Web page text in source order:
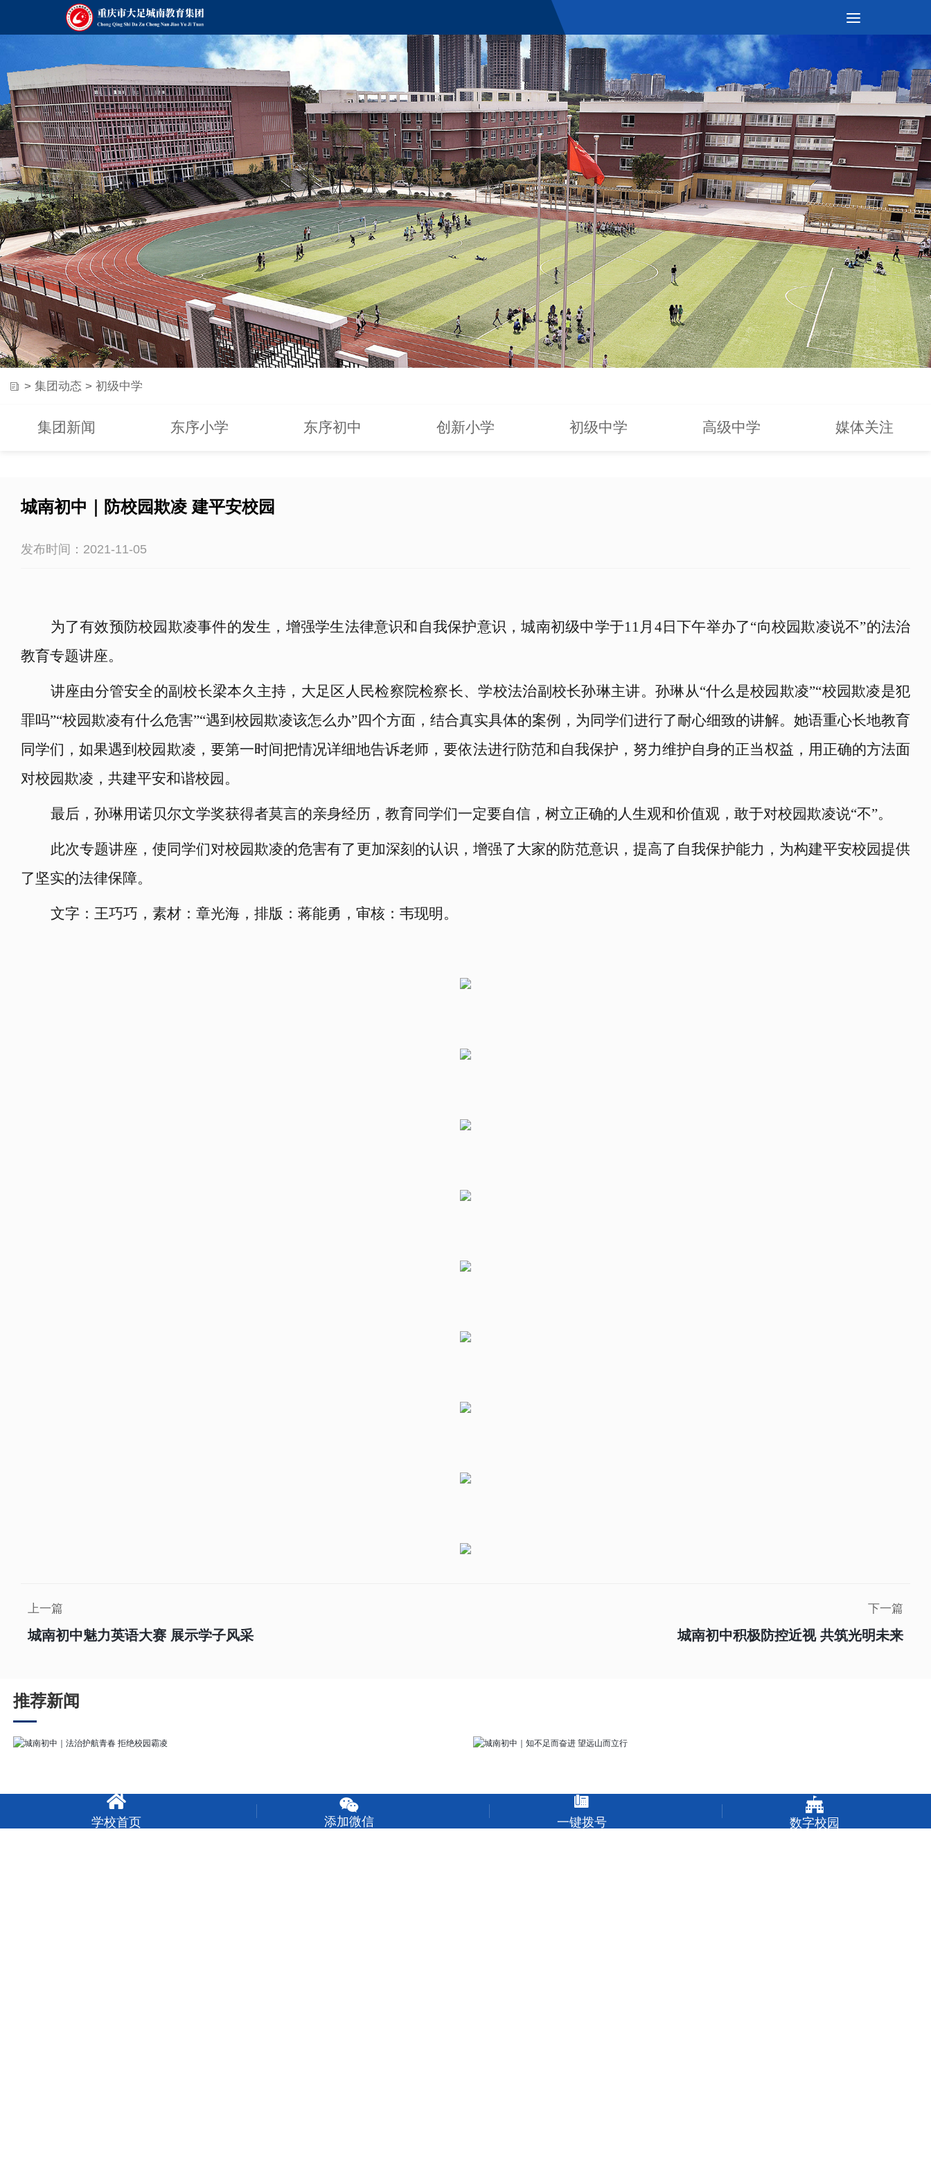
集团新闻 东序小学 东序初中 创新小学 初级中学 高级中学 媒体关注
> 集团动态 > 初级中学
城南初中｜防校园欺凌 建平安校园
发布时间：2021-11-05
为了有效预防校园欺凌事件的发生，增强学生法律意识和自我保护意识，城南初级中学于11月4日下午举办了“向校园欺凌说不”的法治
教育专题讲座。
讲座由分管安全的副校长梁本久主持，大足区人民检察院检察长、学校法治副校长孙琳主讲。孙琳从“什么是校园欺凌”“校园欺凌是犯
罪吗”“校园欺凌有什么危害”“遇到校园欺凌该怎么办”四个方面，结合真实具体的案例，为同学们进行了耐心细致的讲解。她语重心长地教育
同学们，如果遇到校园欺凌，要第一时间把情况详细地告诉老师，要依法进行防范和自我保护，努力维护自身的正当权益，用正确的方法面
对校园欺凌，共建平安和谐校园。
最后，孙琳用诺贝尔文学奖获得者莫言的亲身经历，教育同学们一定要自信，树立正确的人生观和价值观，敢于对校园欺凌说“不”。
此次专题讲座，使同学们对校园欺凌的危害有了更加深刻的认识，增强了大家的防范意识，提高了自我保护能力，为构建平安校园提供
了坚实的法律保障。
文字：王巧巧 ， 素材： 章光海， 排版： 蒋能勇， 审核：韦现明 。
上一篇
城南初中魅力英语大赛 展示学子风采
下一篇
城南初中积极防控近视 共筑光明未来
推荐新闻

学校首页

添加微信

一键拨号

数字校园